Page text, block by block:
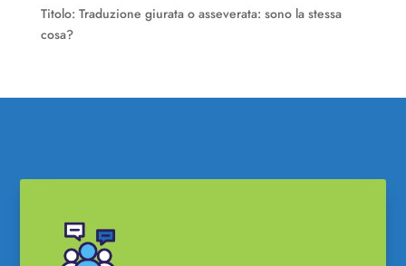
Titolo: Traduzione giurata o asseverata: sono la stessa
cosa?